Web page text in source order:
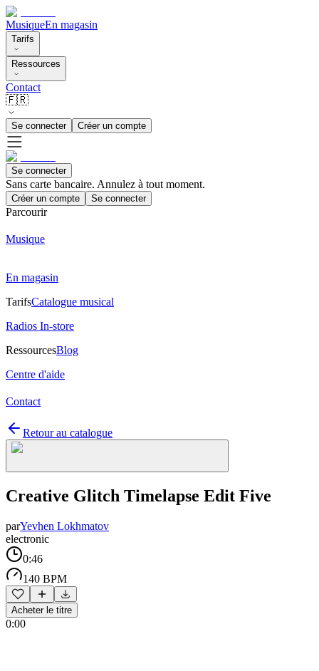
MusiqueEn magasin
Tarifs
Ressources
Contact
🇫🇷
Se connecter Créer un compte
Se connecter
Sans carte bancaire. Annulez à tout moment.
Créer un compte Se connecter
Parcourir
Musique
En magasin
TarifsCatalogue musical
Radios In-store
RessourcesBlog
Centre d'aide
Contact
Retour au catalogue
Creative Glitch Timelapse Edit Five
parYevhen Lokhmatov
electronic
0:46
140 BPM
Acheter le titre
0:00